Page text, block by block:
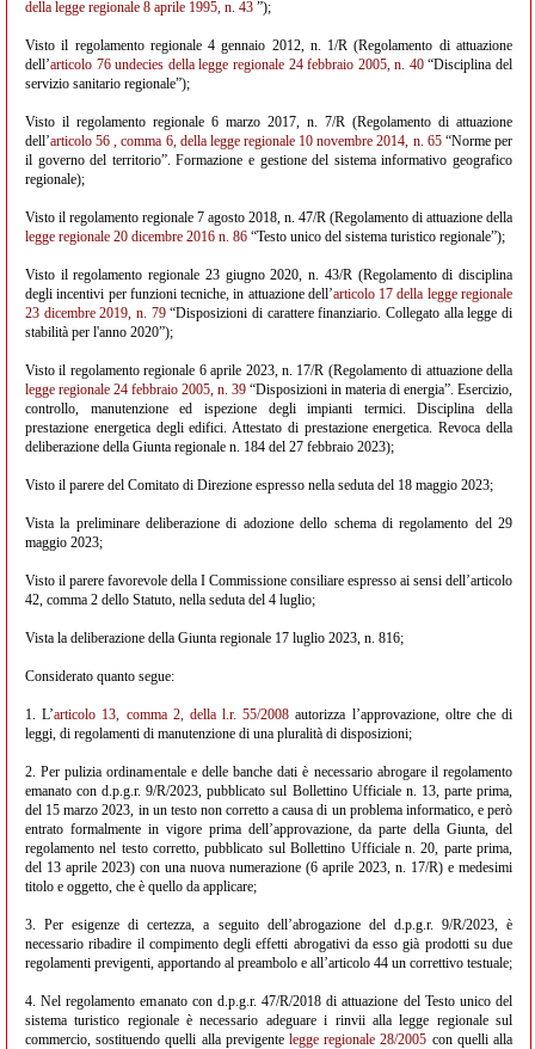
della legge regionale 8 aprile 1995, n. 43 ”);
Visto il regolamento regionale 4 gennaio 2012, n. 1/R (Regolamento di attuazione
dell’articolo 76 undecies della legge regionale 24 febbraio 2005, n. 40“Disciplina del
servizio sanitario regionale”);
Visto il regolamento regionale 6 marzo 2017, n. 7/R (Regolamento di attuazione
dell’articolo 56 , comma 6, della legge regionale 10 novembre 2014, n. 65“Norme per
il governo del territorio”. Formazione e gestione del sistema informativo geografico
regionale);
Visto il regolamento regionale 7 agosto 2018, n. 47/R (Regolamento di attuazione della
legge regionale 20 dicembre 2016 n. 86 “Testo unico del sistema turistico regionale”);
Visto il regolamento regionale 23 giugno 2020, n. 43/R (Regolamento di disciplina
degli incentivi per funzioni tecniche, in attuazione dell’articolo 17 della legge regionale
23 dicembre 2019, n. 79“Disposizioni di carattere finanziario. Collegato alla legge di
stabilità per l'anno 2020”);
Visto il regolamento regionale 6 aprile 2023, n. 17/R (Regolamento di attuazione della
legge regionale 24 febbraio 2005, n. 39 “Disposizioni in materia di energia”. Esercizio,
controllo, manutenzione ed ispezione degli impianti termici. Disciplina della
prestazione energetica degli edifici. Attestato di prestazione energetica. Revoca della
deliberazione della Giunta regionale n. 184 del 27 febbraio 2023);
Visto il parere del Comitato di Direzione espresso nella seduta del 18 maggio 2023;
Vista la preliminare deliberazione di adozione dello schema di regolamento del 29
maggio 2023;
Visto il parere favorevole della I Commissione consiliare espresso ai sensi dell’articolo
42, comma 2 dello Statuto, nella seduta del 4 luglio;
Vista la deliberazione della Giunta regionale 17 luglio 2023, n. 816;
Considerato quanto segue:
1. L’articolo 13, comma 2, della l.r. 55/2008 autorizza l’approvazione, oltre che di
leggi, di regolamenti di manutenzione di una pluralità di disposizioni;
2. Per pulizia ordinamentale e delle banche dati è necessario abrogare il regolamento
emanato con d.p.g.r. 9/R/2023, pubblicato sul Bollettino Ufficiale n. 13, parte prima,
del 15 marzo 2023, in un testo non corretto a causa di un problema informatico, e però
entrato formalmente in vigore prima dell’approvazione, da parte della Giunta, del
regolamento nel testo corretto, pubblicato sul Bollettino Ufficiale n. 20, parte prima,
del 13 aprile 2023) con una nuova numerazione (6 aprile 2023, n. 17/R) e medesimi
titolo e oggetto, che è quello da applicare;
3. Per esigenze di certezza, a seguito dell’abrogazione del d.p.g.r. 9/R/2023, è
necessario ribadire il compimento degli effetti abrogativi da esso già prodotti su due
regolamenti previgenti, apportando al preambolo e all’articolo 44 un correttivo testuale;
4. Nel regolamento emanato con d.p.g.r. 47/R/2018 di attuazione del Testo unico del
sistema turistico regionale è necessario adeguare i rinvii alla legge regionale sul
commercio, sostituendo quelli alla previgente legge regionale 28/2005 con quelli alla